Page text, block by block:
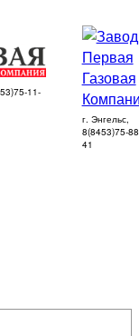
11-
г. Энгельс,
8(8453)75-
41